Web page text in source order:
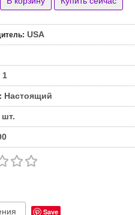
: USA
1
: Настоящий
шт.
Save